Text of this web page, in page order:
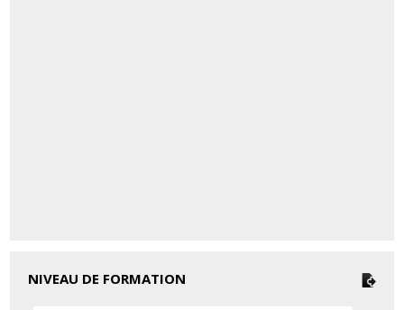
NIVEAU DE FORMATION